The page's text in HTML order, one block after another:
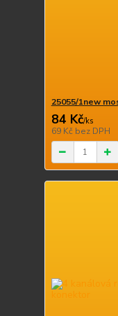
25055/1new
84 Kč/ks
69 Kč bez DPH